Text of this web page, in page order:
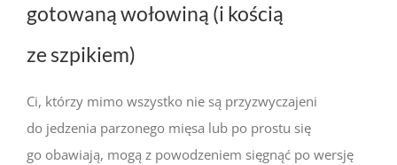
gotowaną wołowiną (i kością
ze szpikiem)
Ci, którzy mimo wszystko nie są przyzwyczajeni
do jedzenia parzonego mięsa lub po prostu się
go obawiają, mogą z powodzeniem sięgnąć po wersję